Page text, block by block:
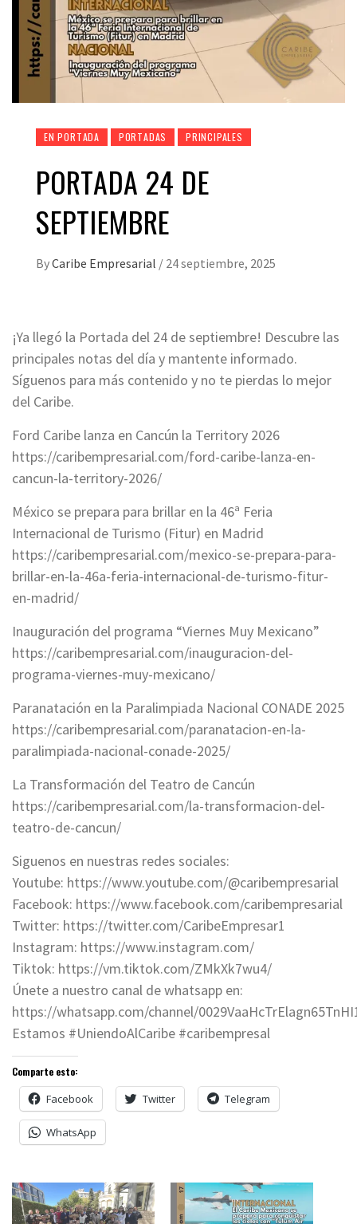
EN PORTADA PORTADAS PRINCIPALES
PORTADA 24 DE
SEPTIEMBRE
ByCaribe Empresarial / 24 septiembre, 2025
¡Ya llegó la Portada del 24 de septiembre! Descubre las
principales notas del día y mantente informado.
Síguenos para más contenido y no te pierdas lo mejor
del Caribe.
Ford Caribe lanza en Cancún la Territory 2026
https://caribempresarial.com/ford-caribe-lanza-en-
cancun-la-territory-2026/
México se prepara para brillar en la 46ª Feria
Internacional de Turismo (Fitur) en Madrid
https://caribempresarial.com/mexico-se-prepara-para-
brillar-en-la-46a-feria-internacional-de-turismo-fitur-
en-madrid/
Inauguración del programa “Viernes Muy Mexicano”
https://caribempresarial.com/inauguracion-del-
programa-viernes-muy-mexicano/
Paranatación en la Paralimpiada Nacional CONADE 2025
https://caribempresarial.com/paranatacion-en-la-
paralimpiada-nacional-conade-2025/
La Transformación del Teatro de Cancún
https://caribempresarial.com/la-transformacion-del-
teatro-de-cancun/
Siguenos en nuestras redes sociales:
Youtube: https://www.youtube.com/@caribempresarial
Facebook: https://www.facebook.com/caribempresarial
Twitter: https://twitter.com/CaribeEmpresar1
Instagram: https://www.instagram.com/
Tiktok: https://vm.tiktok.com/ZMkXk7wu4/
Únete a nuestro canal de whatsapp en:
https://whatsapp.com/channel/
Estamos #UniendoAlCaribe #caribempresal
Comparte esto:
Facebook Twitter Telegram
WhatsApp